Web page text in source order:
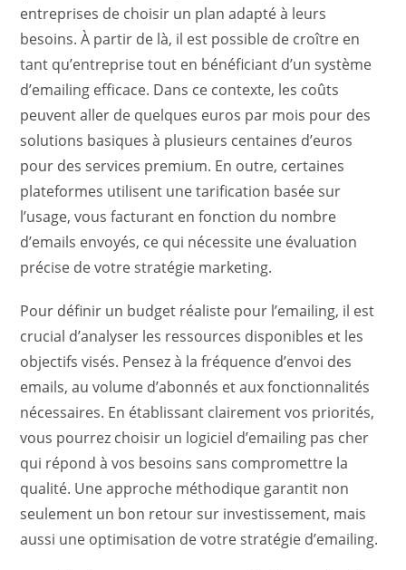
entreprises de choisir un plan adapté à leurs
besoins. À partir de là, il est possible de croître en
tant qu’entreprise tout en bénéficiant d’un système
d’emailing efficace. Dans ce contexte, les coûts
peuvent aller de quelques euros par mois pour des
solutions basiques à plusieurs centaines d’euros
pour des services premium. En outre, certaines
plateformes utilisent une tarification basée sur
l’usage, vous facturant en fonction du nombre
d’emails envoyés, ce qui nécessite une évaluation
précise de votre stratégie marketing.
Pour définir un budget réaliste pour l’emailing, il est
crucial d’analyser les ressources disponibles et les
objectifs visés. Pensez à la fréquence d’envoi des
emails, au volume d’abonnés et aux fonctionnalités
nécessaires. En établissant clairement vos priorités,
vous pourrez choisir un logiciel d’emailing pas cher
qui répond à vos besoins sans compromettre la
qualité. Une approche méthodique garantit non
seulement un bon retour sur investissement, mais
aussi une optimisation de votre stratégie d’emailing.